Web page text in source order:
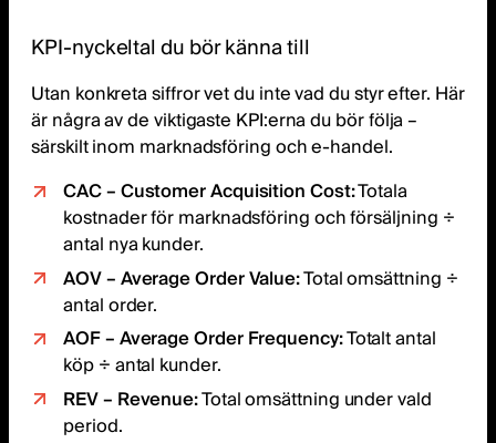
KPI-nyckeltal du bör känna till
Utan konkreta siffror vet du inte vad du styr efter. Här
är några av de viktigaste KPI:erna du bör följa –
särskilt inom marknadsföring och e-handel.
CAC – Customer Acquisition Cost:Totala
kostnader för marknadsföring och försäljning ÷
antal nya kunder.
AOV – Average Order Value:Total omsättning ÷
antal order.
AOF – Average Order Frequency:Totalt antal
köp ÷ antal kunder.
REV – Revenue:Total omsättning under vald
period.